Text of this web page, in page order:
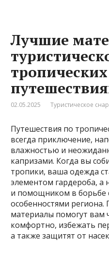
Лучшие
тропических
02.05.2025 Туристическое
Путешествия по
всегда приключение,
влажностью и
капризами. Когда вы
тропики, ваша одежда
элементом гардероба,
и помощником в борьбе
особенностями
материалы помогут вам
комфортно, избежать
а также защитят от